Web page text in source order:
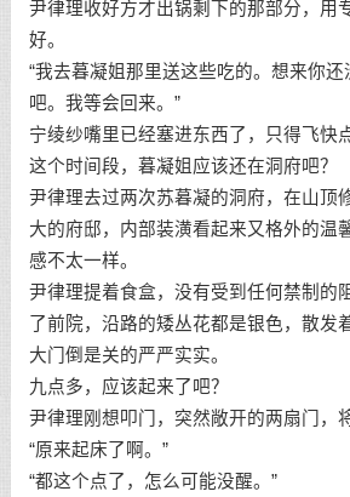
尹律理收好方才出锅剩下的那部分，用
好。
“我去暮凝姐那里送这些吃的。想来你还
吧。我等会回来。”
宁绫纱嘴里已经塞进东西了，只得飞快
这个时间段，暮凝姐应该还在洞府吧？
尹律理去过两次苏暮凝的洞府，在山顶
大的府邸，内部装潢看起来又格外的温
感不太一样。
尹律理提着食盒，没有受到任何禁制的
了前院，沿路的矮丛花都是银色，散发
大门倒是关的严严实实。
九点多，应该起来了吧？
尹律理刚想叩门，突然敞开的两扇门，
“原来起床了啊。”
“都这个点了，怎么可能没醒。”